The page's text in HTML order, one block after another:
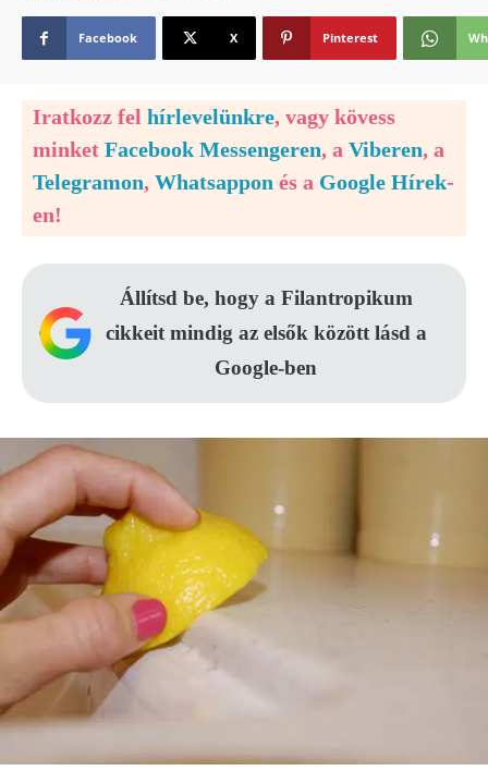
Facebook X Pinterest
Iratkozz fel hírlevelünkre, vagy kövess
minket Facebook Messengeren, a Viberen, a
Telegramon, Whatsappon és a Google Hírek-
en!
Állítsd be, hogy a Filantropikum
cikkeit mindig az elsők között lásd a
Google-ben